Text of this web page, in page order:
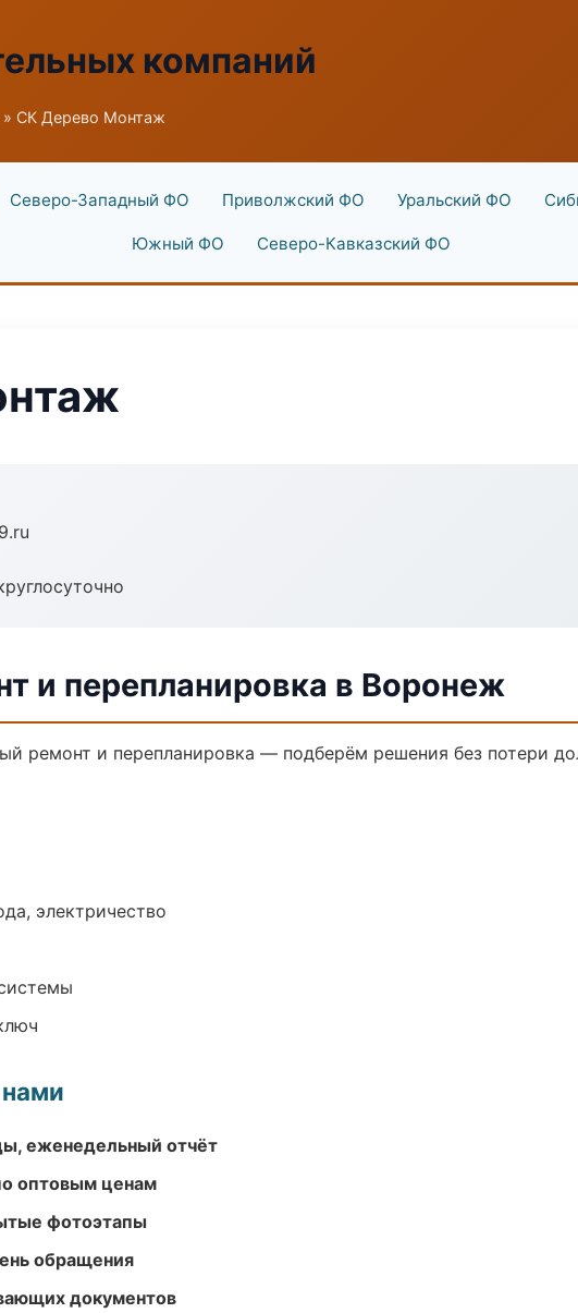
компаний
» СК Дерево Монтаж
Северо-Западный ФО Приволжский ФО Уральский ФО
Южный ФО Северо-Кавказский ФО
и перепланировка в Воронеж
ремонт и перепланировка — подберём решения без потери
электричество
еженедельный отчёт
оптовым ценам
фотоэтапы
обращения
документов